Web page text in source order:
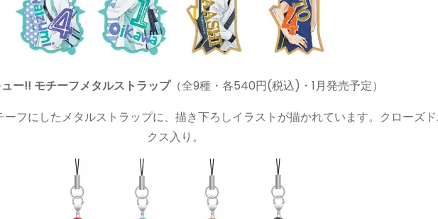
ー!! モチーフメタルストラップ（全9種・各540円(税込)・1月発売予定）
フにしたメタルストラップに、描き下ろしイラストが描かれています。クローズ
クス入り。